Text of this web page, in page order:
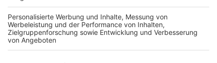
TOP-PARTNER